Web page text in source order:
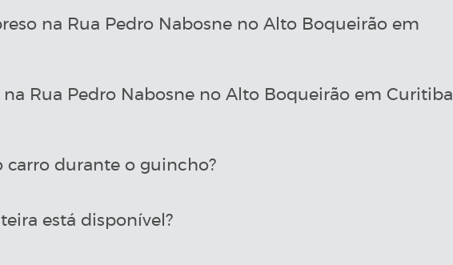
na Rua Pedro Nabosne no Alto Boqueirão em
Rua Pedro Nabosne no Alto Boqueirão em Curitiba
carro durante o guincho?
está disponível?